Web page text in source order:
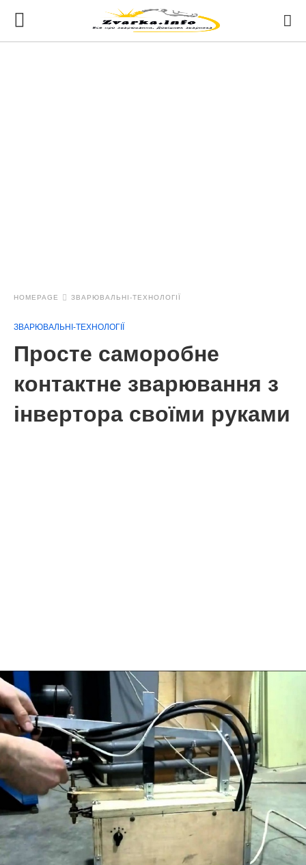
HOMEPAGE ЗВАРЮВАЛЬНІ-ТЕХНОЛОГІЇ
ЗВАРЮВАЛЬНІ-ТЕХНОЛОГІЇ
Просте саморобне
контактне зварювання з
інвертора своїми руками